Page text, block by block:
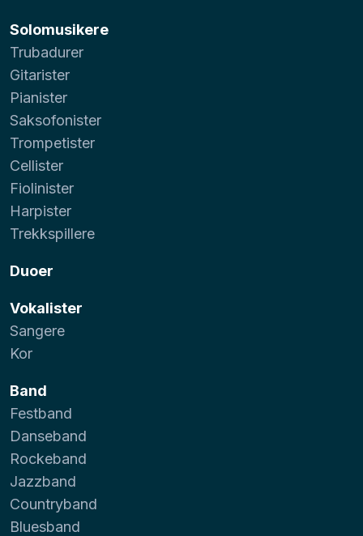
Solomusikere
Trubadurer
Gitarister
Pianister
Saksofonister
Trompetister
Cellister
Fiolinister
Harpister
Trekkspillere
Duoer
Vokalister
Sangere
Kor
Band
Festband
Danseband
Rockeband
Jazzband
Countryband
Bluesband